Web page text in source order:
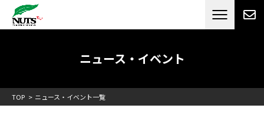
日本最大級のキャンピングカーメーカー
RV[テレビCM放送]
ニュース・イベント
TOP ニュース・イベント一覧